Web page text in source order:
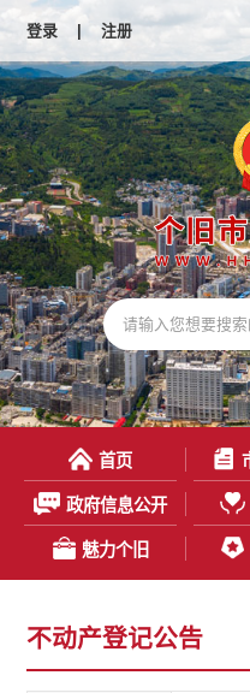
登录 | 注册
首页
政府信息公开
魅力个旧
不动产登记公告